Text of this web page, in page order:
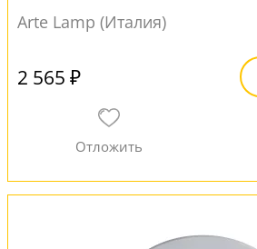
Arte Lamp (Италия)
2 565 ₽